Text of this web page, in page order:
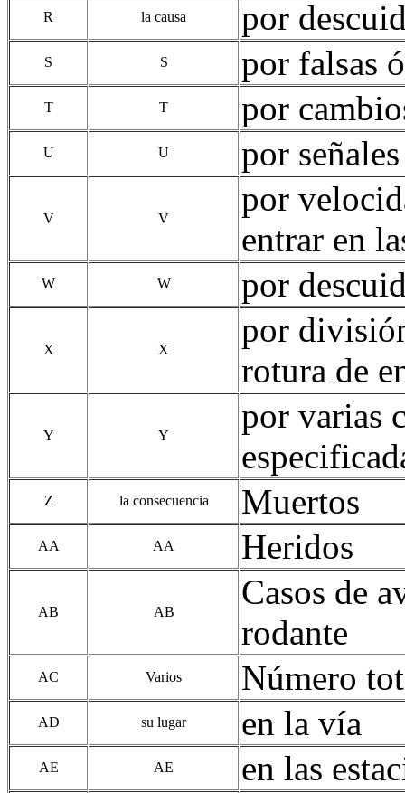
R la causa por
S S por falsas
T T por
U U por
V V
por
entrar en
W W por
X X
por
rotura de
Y Y
por varias
Z la consecuencia Muertos
AA AA Heridos
AB AB
Casos de
rodante
AC Varios Número
AD su lugar en la vía
AE AE en las